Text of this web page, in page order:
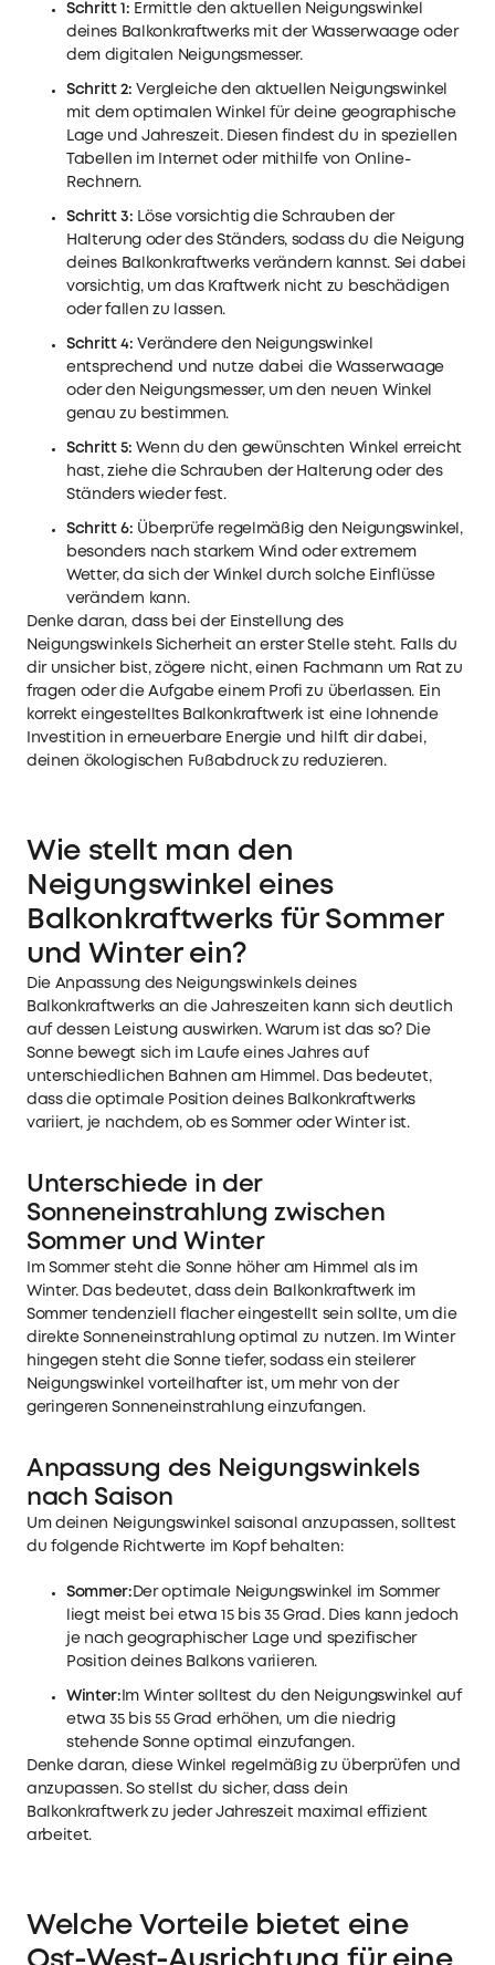
Schritt 1: Ermittle den aktuellen Neigungswinkel
deines Balkonkraftwerks mit der Wasserwaage oder
dem digitalen Neigungsmesser.
Schritt 2: Vergleiche den aktuellen Neigungswinkel
mit dem optimalen Winkel für deine geographische
Lage und Jahreszeit. Diesen findest du in speziellen
Tabellen im Internet oder mithilfe von Online-
Rechnern.
Schritt 3: Löse vorsichtig die Schrauben der
Halterung oder des Ständers, sodass du die Neigung
deines Balkonkraftwerks verändern kannst. Sei dabei
vorsichtig, um das Kraftwerk nicht zu beschädigen
oder fallen zu lassen.
Schritt 4: Verändere den Neigungswinkel
entsprechend und nutze dabei die Wasserwaage
oder den Neigungsmesser, um den neuen Winkel
genau zu bestimmen.
Schritt 5: Wenn du den gewünschten Winkel erreicht
hast, ziehe die Schrauben der Halterung oder des
Ständers wieder fest.
Schritt 6: Überprüfe regelmäßig den Neigungswinkel,
besonders nach starkem Wind oder extremem
Wetter, da sich der Winkel durch solche Einflüsse
verändern kann.
Denke daran, dass bei der Einstellung des
Neigungswinkels Sicherheit an erster Stelle steht. Falls du
dir unsicher bist, zögere nicht, einen Fachmann um Rat zu
fragen oder die Aufgabe einem Profi zu überlassen. Ein
korrekt eingestelltes Balkonkraftwerk ist eine lohnende
Investition in erneuerbare Energie und hilft dir dabei,
deinen ökologischen Fußabdruck zu reduzieren.
Wie stellt man den
Neigungswinkel eines
Balkonkraftwerks für Sommer
und Winter ein?
Die Anpassung des Neigungswinkels deines
Balkonkraftwerks an die Jahreszeiten kann sich deutlich
auf dessen Leistung auswirken. Warum ist das so? Die
Sonne bewegt sich im Laufe eines Jahres auf
unterschiedlichen Bahnen am Himmel. Das bedeutet,
dass die optimale Position deines Balkonkraftwerks
variiert, je nachdem, ob es Sommer oder Winter ist.
Unterschiede in der
Sonneneinstrahlung zwischen
Sommer und Winter
Im Sommer steht die Sonne höher am Himmel als im
Winter. Das bedeutet, dass dein Balkonkraftwerk im
Sommer tendenziell flacher eingestellt sein sollte, um die
direkte Sonneneinstrahlung optimal zu nutzen. Im Winter
hingegen steht die Sonne tiefer, sodass ein steilerer
Neigungswinkel vorteilhafter ist, um mehr von der
geringeren Sonneneinstrahlung einzufangen.
Anpassung des Neigungswinkels
nach Saison
Um deinen Neigungswinkel saisonal anzupassen, solltest
du folgende Richtwerte im Kopf behalten:
Sommer: Der optimale Neigungswinkel im Sommer
liegt meist bei etwa 15 bis 35 Grad. Dies kann jedoch
je nach geographischer Lage und spezifischer
Position deines Balkons variieren.
Winter: Im Winter solltest du den Neigungswinkel auf
etwa 35 bis 55 Grad erhöhen, um die niedrig
stehende Sonne optimal einzufangen.
Denke daran, diese Winkel regelmäßig zu überprüfen und
anzupassen. So stellst du sicher, dass dein
Balkonkraftwerk zu jeder Jahreszeit maximal effizient
arbeitet.
Welche Vorteile bietet eine